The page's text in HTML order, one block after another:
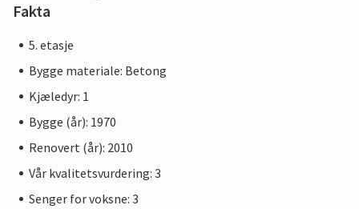
Fakta
5. etasje
Bygge materiale: Betong
Kjæledyr: 1
Bygge (år): 1970
Renovert (år): 2010
Vår kvalitetsvurdering: 3
Senger for voksne: 3